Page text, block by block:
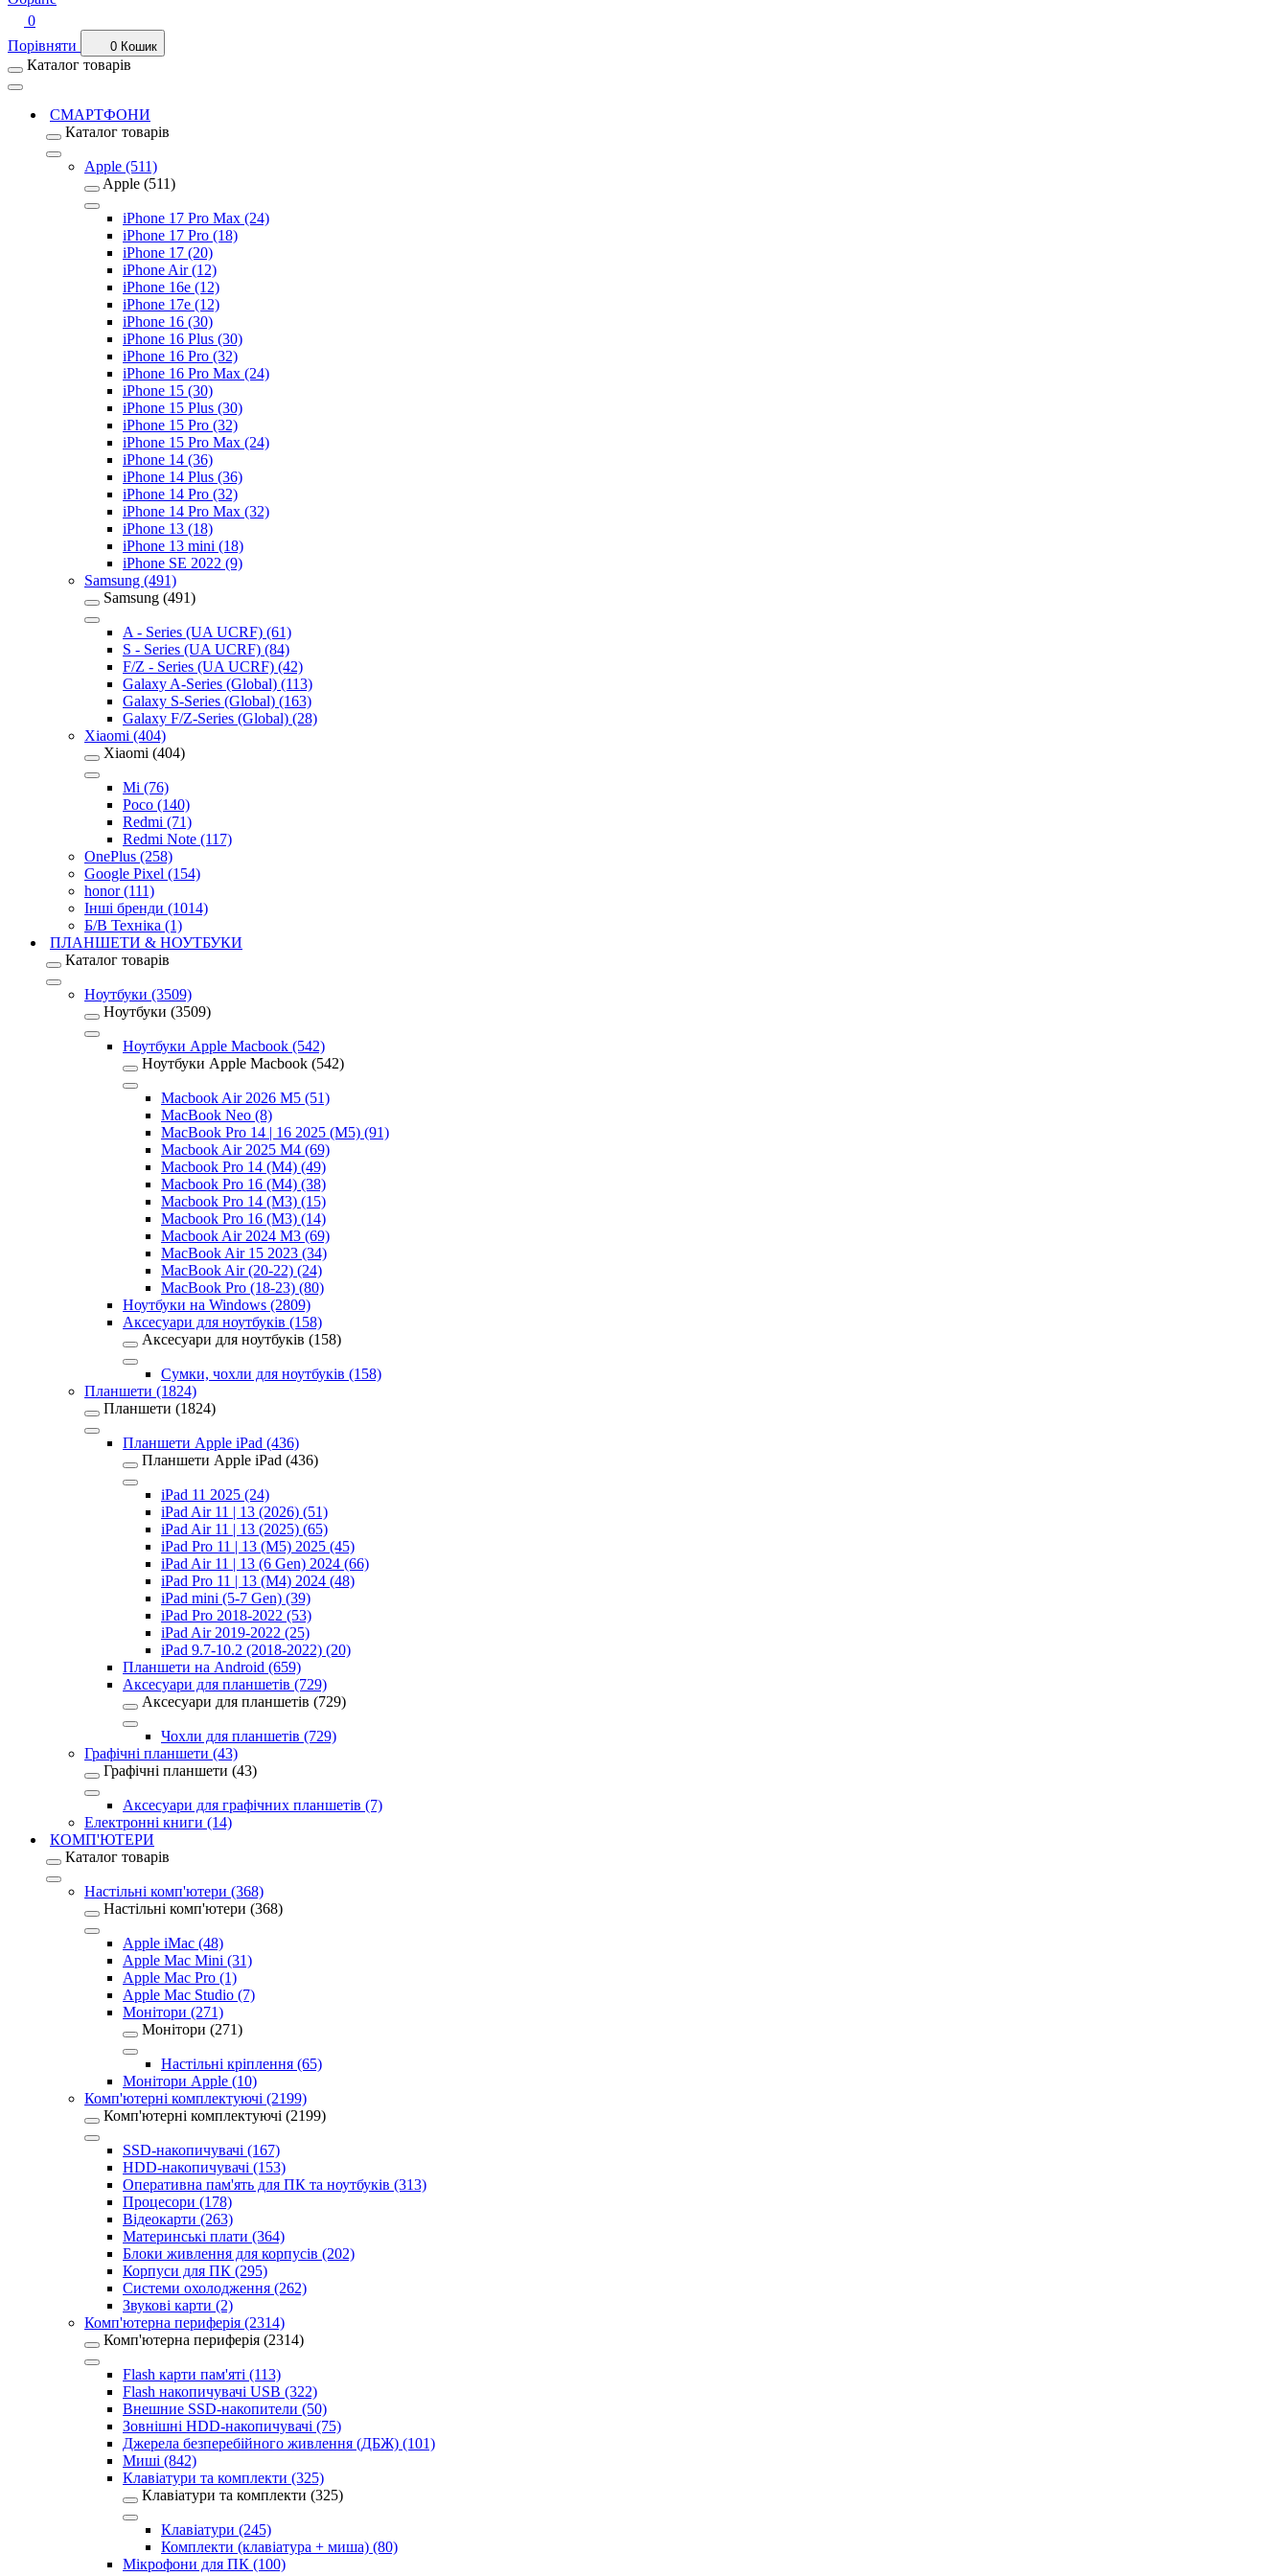
0
Порівняти
0 Кошик
Каталог товарів
СМАРТФОНИ
Каталог товарів
Apple (511)
Apple (511)
iPhone 17 Pro Max (24)
iPhone 17 Pro (18)
iPhone 17 (20)
iPhone Air (12)
iPhone 16e (12)
iPhone 17e (12)
iPhone 16 (30)
iPhone 16 Plus (30)
iPhone 16 Pro (32)
iPhone 16 Pro Max (24)
iPhone 15 (30)
iPhone 15 Plus (30)
iPhone 15 Pro (32)
iPhone 15 Pro Max (24)
iPhone 14 (36)
iPhone 14 Plus (36)
iPhone 14 Pro (32)
iPhone 14 Pro Max (32)
iPhone 13 (18)
iPhone 13 mini (18)
iPhone SE 2022 (9)
Samsung (491)
Samsung (491)
A - Series (UA UCRF) (61)
S - Series (UA UCRF) (84)
F/Z - Series (UA UCRF) (42)
Galaxy A-Series (Global) (113)
Galaxy S-Series (Global) (163)
Galaxy F/Z-Series (Global) (28)
Xiaomi (404)
Xiaomi (404)
Mi (76)
Poco (140)
Redmi (71)
Redmi Note (117)
OnePlus (258)
Google Pixel (154)
honor (111)
Інші бренди (1014)
Б/В Техніка (1)
ПЛАНШЕТИ & НОУТБУКИ
Каталог товарів
Ноутбуки (3509)
Ноутбуки (3509)
Ноутбуки Apple Macbook (542)
Ноутбуки Apple Macbook (542)
Macbook Air 2026 M5 (51)
MacBook Neo (8)
MacBook Pro 14 | 16 2025 (M5) (91)
Macbook Air 2025 M4 (69)
Macbook Pro 14 (M4) (49)
Macbook Pro 16 (M4) (38)
Macbook Pro 14 (M3) (15)
Macbook Pro 16 (M3) (14)
Macbook Air 2024 M3 (69)
MacBook Air 15 2023 (34)
MacBook Air (20-22) (24)
MacBook Pro (18-23) (80)
Ноутбуки на Windows (2809)
Аксесуари для ноутбуків (158)
Аксесуари для ноутбуків (158)
Сумки, чохли для ноутбуків (158)
Планшети (1824)
Планшети (1824)
Планшети Apple iPad (436)
Планшети Apple iPad (436)
iPad 11 2025 (24)
iPad Air 11 | 13 (2026) (51)
iPad Air 11 | 13 (2025) (65)
iPad Pro 11 | 13 (M5) 2025 (45)
iPad Air 11 | 13 (6 Gen) 2024 (66)
iPad Pro 11 | 13 (M4) 2024 (48)
iPad mini (5-7 Gen) (39)
iPad Pro 2018-2022 (53)
iPad Air 2019-2022 (25)
iPad 9.7-10.2 (2018-2022) (20)
Планшети на Android (659)
Аксесуари для планшетів (729)
Аксесуари для планшетів (729)
Чохли для планшетів (729)
Графічні планшети (43)
Графічні планшети (43)
Аксесуари для графічних планшетів (7)
Електронні книги (14)
КОМП'ЮТЕРИ
Каталог товарів
Настільні комп'ютери (368)
Настільні комп'ютери (368)
Apple iMac (48)
Apple Mac Mini (31)
Apple Mac Pro (1)
Apple Mac Studio (7)
Монітори (271)
Монітори (271)
Настільні кріплення (65)
Монітори Apple (10)
Комп'ютерні комплектуючі (2199)
Комп'ютерні комплектуючі (2199)
SSD-накопичувачі (167)
HDD-накопичувачі (153)
Оперативна пам'ять для ПК та ноутбуків (313)
Процесори (178)
Відеокарти (263)
Материнські плати (364)
Блоки живлення для корпусів (202)
Корпуси для ПК (295)
Системи охолодження (262)
Звукові карти (2)
Комп'ютерна периферія (2314)
Комп'ютерна периферія (2314)
Flash карти пам'яті (113)
Flash накопичувачі USB (322)
Внешние SSD-накопители (50)
Зовнішні HDD-накопичувачі (75)
Джерела безперебійного живлення (ДБЖ) (101)
Миші (842)
Клавіатури та комплекти (325)
Клавіатури та комплекти (325)
Клавіатури (245)
Комплекти (клавіатура + миша) (80)
Мікрофони для ПК (100)